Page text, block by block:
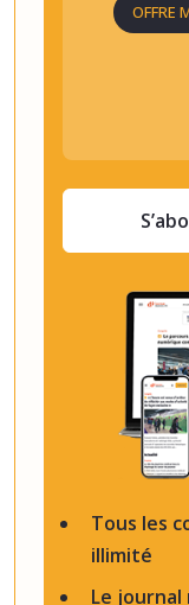
Tous les
illimité
Le
OFFRE